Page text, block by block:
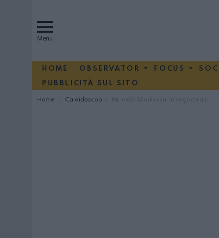
Menu
HOME OBSERVATOR FOCUS
PUBBLICITÀ SUL SITO
You are here:
Home Caleidoscop Mihaela Rădulescu, în negocieri cu TVR